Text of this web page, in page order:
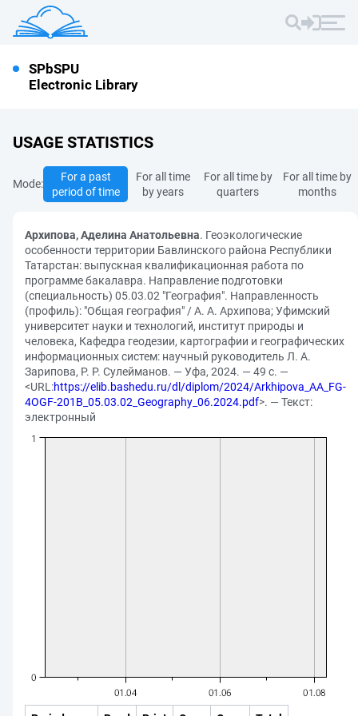
SPbSPU
Electronic Library
USAGE STATISTICS
Mode:
For a past
period of time
For all time
by years
For all time by
quarters
For all time by
months
Архипова, Аделина Анатольевна. Геоэкологические
особенности территории Бавлинского района Республики
Татарстан: выпускная квалификационная работа по
программе бакалавра. Направление подготовки
(специальность) 05.03.02 "География". Направленность
(профиль): "Общая география" / А. А. Архипова; Уфимский
университет науки и технологий, институт природы и
человека, Кафедра геодезии, картографии и географических
информационных систем: научный руководитель Л. А.
Зарипова, Р. Р. Сулейманов. — Уфа, 2024. — 49 с. —
<URL:https://elib.bashedu.ru/dl/diplom/2024/Arkhipova_AA_FG-
4OGF-201B_05.03.02_Geography_06.2024.pdf>. — Текст:
электронный